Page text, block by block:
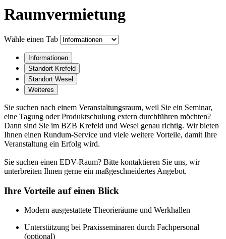
Raumvermietung
Wähle einen Tab
Informationen
Standort Krefeld
Standort Wesel
Weiteres
Sie suchen nach einem Veranstaltungsraum, weil Sie ein Seminar,
eine Tagung oder Produktschulung extern durchführen möchten?
Dann sind Sie im BZB Krefeld und Wesel genau richtig. Wir bieten
Ihnen einen Rundum-Service und viele weitere Vorteile, damit Ihre
Veranstaltung ein Erfolg wird.
Sie suchen einen EDV-Raum? Bitte kontaktieren Sie uns, wir
unterbreiten Ihnen gerne ein maßgeschneidertes Angebot.
Ihre Vorteile auf einen Blick
Modern ausgestattete Theorieräume und Werkhallen
Unterstützung bei Praxisseminaren durch Fachpersonal
(optional)